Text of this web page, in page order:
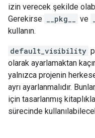
izin verecek şekilde
Gerekirse
__pkg__ ve
kullanın.
default_visibility
olarak ayarlamaktan
yalnızca projenin
ayrı ayarlanmalıdır.
için tasarlanmış
sürecinde